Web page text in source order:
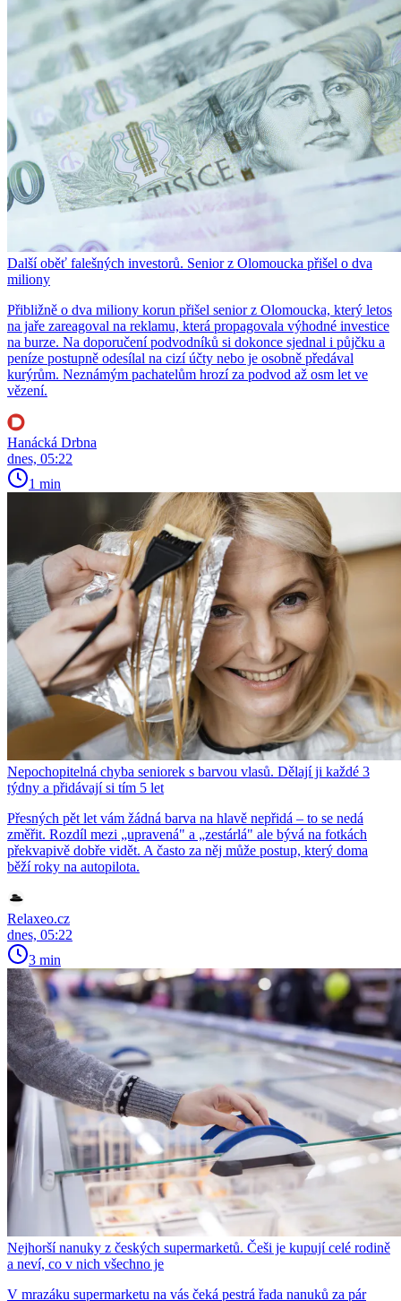
Další oběť falešných investorů. Senior z Olomoucka přišel o dva
miliony
Přibližně o dva miliony korun přišel senior z Olomoucka, který letos
na jaře zareagoval na reklamu, která propagovala výhodné investice
na burze. Na doporučení podvodníků si dokonce sjednal i půjčku a
peníze postupně odesílal na cizí účty nebo je osobně předával
kurýrům. Neznámým pachatelům hrozí za podvod až osm let ve
vězení.
Hanácká Drbna
dnes, 05:22
1 min
Nepochopitelná chyba seniorek s barvou vlasů. Dělají ji každé 3
týdny a přidávají si tím 5 let
Přesných pět let vám žádná barva na hlavě nepřidá – to se nedá
změřit. Rozdíl mezi „upravená" a „zestárlá" ale bývá na fotkách
překvapivě dobře vidět. A často za něj může postup, který doma
běží roky na autopilota.
Relaxeo.cz
dnes, 05:22
3 min
Nejhorší nanuky z českých supermarketů. Češi je kupují celé rodině
a neví, co v nich všechno je
V mrazáku supermarketu na vás čeká pestrá řada nanuků za pár